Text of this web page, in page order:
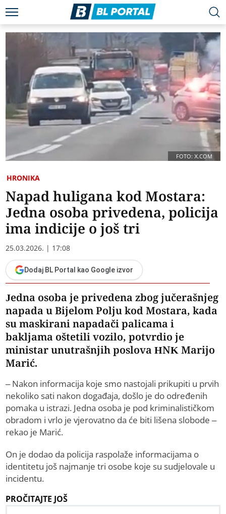
FOTO: X.COM
HRONIKA
Napad huligana kod Mostara:
Jedna osoba privedena, policija
ima indicije o još tri
25.03.2026. | 17:08
Dodaj BL Portal kao Google izvor
Jedna osoba je privedena zbog jučerašnjeg
napada u Bijelom Polju kod Mostara, kada
su maskirani napadači palicama i
bakljama oštetili vozilo, potvrdio je
ministar unutrašnjih poslova HNK Marijo
Marić.
– Nakon informacija koje smo nastojali prikupiti u prvih
nekoliko sati nakon događaja, došlo je do određenih
pomaka u istrazi. Jedna osoba je pod kriminalističkom
obradom i vrlo je vjerovatno da će biti lišena slobode –
rekao je Marić.
On je dodao da policija raspolaže informacijama o
identitetu još najmanje tri osobe koje su sudjelovale u
incidentu.
PROČITAJTE JOŠ